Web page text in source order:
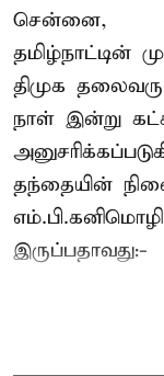
சென்னை,
தமிழ்நாட்டின்
திமுக
நாள் இன்று
தந்தையின்
எம்.பி.கனிமொழி
இருப்பதாவது:-